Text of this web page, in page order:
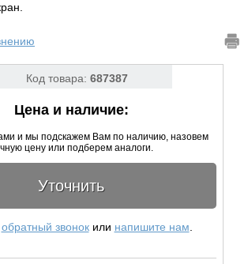
Код товара: 687387
Цена и наличие:
и мы подскажем Вам по наличию, назовем
цену или подберем аналоги.
Уточнить
обратный звонокили напишите нам.